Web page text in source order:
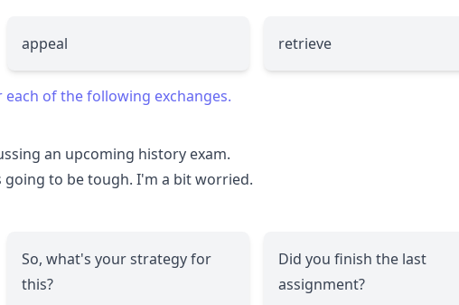
appeal retrieve
of the following exchanges.
an upcoming history exam.
going to be tough. I'm a bit worried.
So, what's your strategy for
this?
Did you finish the last
assignment?